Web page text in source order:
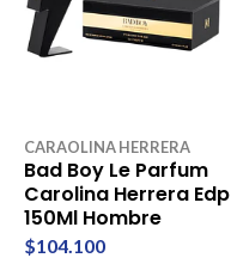
CARAOLINA HERRERA
Bad Boy Le Parfum
Carolina Herrera Edp
150Ml Hombre
$104.100